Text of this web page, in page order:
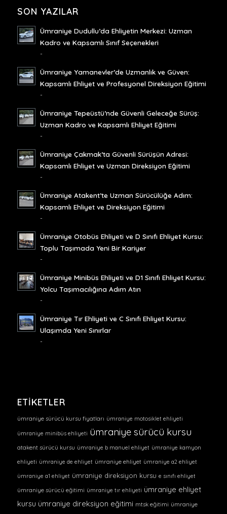
SON YAZILAR
Ümraniye Dudullu’da Ehliyetin Merkezi: Uzman
Kadro ve Kapsamlı Sınıf Seçenekleri
-
Ümraniye Yamanevler’de Uzmanlık ve Güven:
Kapsamlı Ehliyet ve Profesyonel Direksiyon Eğitimi
-
Ümraniye Tepeüstü’nde Güvenli Geleceğe Sürüş:
Uzman Kadro ve Kapsamlı Ehliyet Eğitimi
-
Ümraniye Çakmak’ta Güvenli Sürüşün Adresi:
Kapsamlı Ehliyet ve Uzman Direksiyon Eğitimi
-
Ümraniye Atakent’te Uzman Sürücülüğe Adım:
Kapsamlı Ehliyet ve Direksiyon Eğitimi
-
Ümraniye Otobüs Ehliyeti ve D Sınıfı Ehliyet Kursu:
Toplu Taşımada Yeni Bir Kariyer
-
Ümraniye Minibüs Ehliyeti ve D1 Sınıfı Ehliyet Kursu:
Yolcu Taşımacılığına Adım Atın
-
Ümraniye Tır Ehliyeti ve C Sınıfı Ehliyet Kursu:
Ulaşımda Yeni Sınırlar
-
ETIKETLER
ümraniye sürücü kursu fiyatları ümraniye motosiklet ehliyeti
ümraniye minibüs ehliyeti ümraniye sürücü kursu
atakent sürücü kursu ümraniye b manuel ehliyet ümraniye kamyon
ehliyeti ümraniye de ehliyet ümraniye ehliyet ümraniye a2 ehliyet
ümraniye a1 ehliyet ümraniye direksiyon kursu e sınıfı ehliyet
ümraniye sürücü eğitimi ümraniye tır ehliyeti ümraniye ehliyet
kursu ümraniye direksiyon eğitimi mtsk eğitimi ümraniye